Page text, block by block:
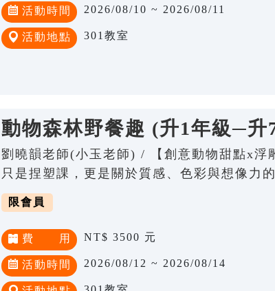
活動時間 2026/08/10 ~ 2026/08/11
活動地點 301教室
動物森林野餐趣 (升1年級─升
劉曉韻老師(小玉老師) / 【創意動物甜點x浮
只是捏塑課，更是關於質感、色彩與想像力的
限會員
費 用 NT$ 3500 元
活動時間 2026/08/12 ~ 2026/08/14